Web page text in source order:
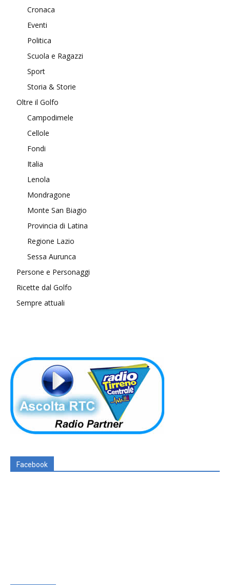
Cronaca
Eventi
Politica
Scuola e Ragazzi
Sport
Storia & Storie
Oltre il Golfo
Campodimele
Cellole
Fondi
Italia
Lenola
Mondragone
Monte San Biagio
Provincia di Latina
Regione Lazio
Sessa Aurunca
Persone e Personaggi
Ricette dal Golfo
Sempre attuali
Facebook